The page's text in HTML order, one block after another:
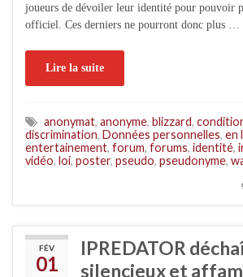
joueurs de dévoiler leur identité pour pouvoir
officiel. Ces derniers ne pourront donc plus …
Lire la suite
anonymat, anonyme, blizzard,
discrimination, Données personnelles, en
entertainement, forum, forums, identité,
vidéo, loi, poster, pseudo, pseudonyme,
FÉV
01
IPREDATOR
silencieux et